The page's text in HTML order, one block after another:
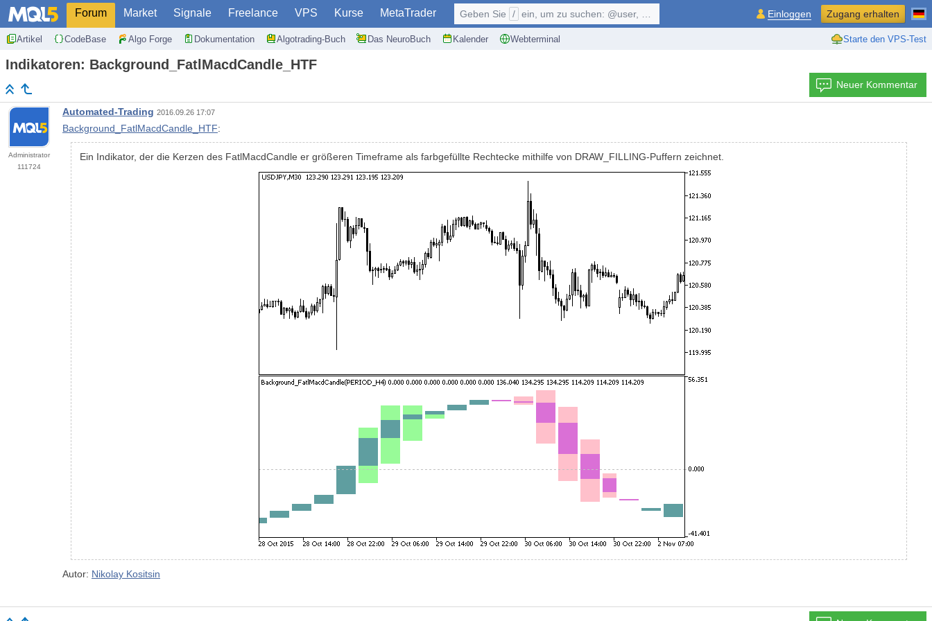
Forum Market Signale Freelance VPS Kurse MetaTrader
Artikel CodeBase Algo Forge Dokumentation Algotrading-Buch Das NeuroBuch Kalender Webterminal Starte den VPS-Test
Geben Sie / ein, um zu suchen: @user, $symbol, ... Einloggen Zugang erhalten
Indikatoren: Background_FatlMacdCandle_HTF
Neuer Kommentar
Administrator
111724
Automated-Trading 2016.09.26 17:07
Background_FatlMacdCandle_HTF:
Ein Indikator, der die Kerzen des FatlMacdCandle er größeren Timeframe als farbgefüllte Rechtecke mithilfe von DRAW_FILLING-Puffern zeichnet.
Autor: Nikolay Kositsin